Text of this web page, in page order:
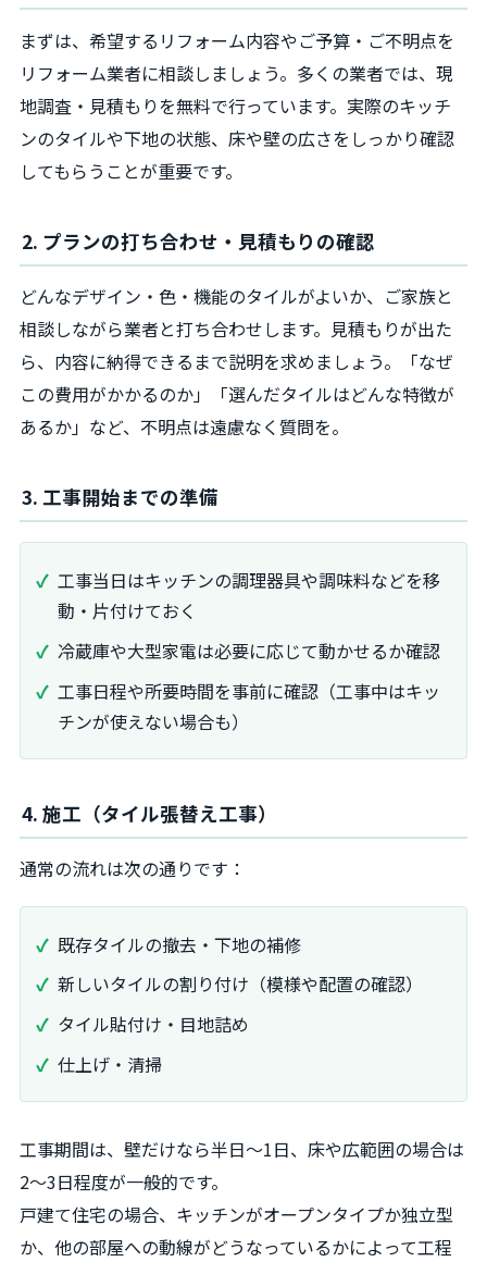
まずは、希望するリフォーム内容やご予算・ご不明点を
リフォーム業者に相談しましょう。多くの業者では、現
地調査・見積もりを無料で行っています。実際のキッチ
ンのタイルや下地の状態、床や壁の広さをしっかり確認
してもらうことが重要です。
2. プランの打ち合わせ・見積もりの確認
どんなデザイン・色・機能のタイルがよいか、ご家族と
相談しながら業者と打ち合わせします。見積もりが出た
ら、内容に納得できるまで説明を求めましょう。「なぜ
この費用がかかるのか」「選んだタイルはどんな特徴が
あるか」など、不明点は遠慮なく質問を。
3. 工事開始までの準備
工事当日はキッチンの調理器具や調味料などを移
動・片付けておく
冷蔵庫や大型家電は必要に応じて動かせるか確認
工事日程や所要時間を事前に確認（工事中はキッ
チンが使えない場合も）
4. 施工（タイル張替え工事）
通常の流れは次の通りです：
既存タイルの撤去・下地の補修
新しいタイルの割り付け（模様や配置の確認）
タイル貼付け・目地詰め
仕上げ・清掃
工事期間は、壁だけなら半日～1日、床や広範囲の場合は
2〜3日程度が一般的です。
戸建て住宅の場合、キッチンがオープンタイプか独立型
か、他の部屋への動線がどうなっているかによって工程